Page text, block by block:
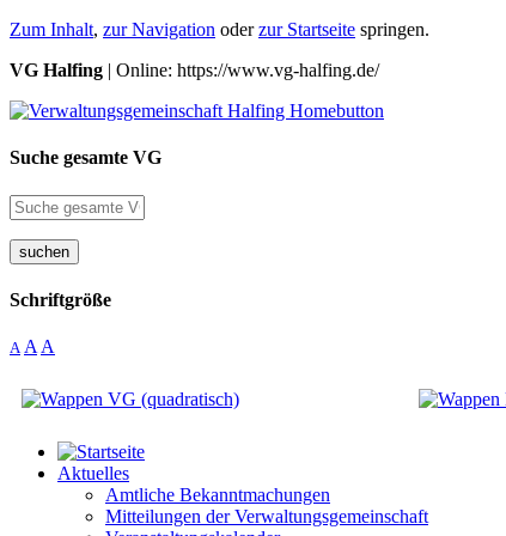
Zum Inhalt, zur Navigation oderzur Startseite springen.
VG Halfing | Online: https://www.vg-halfing.de/
Suche gesamte VG
suchen
Schriftgröße
A A A
Aktuelles
Amtliche Bekanntmachungen
Mitteilungen der Verwaltungsgemeinschaft